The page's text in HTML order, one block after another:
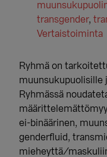
transgender,
Vertaistoiminta
Ryhmä on
Ryhmässä
ei-binäärinen,
genderfluid,
mieheyttä/